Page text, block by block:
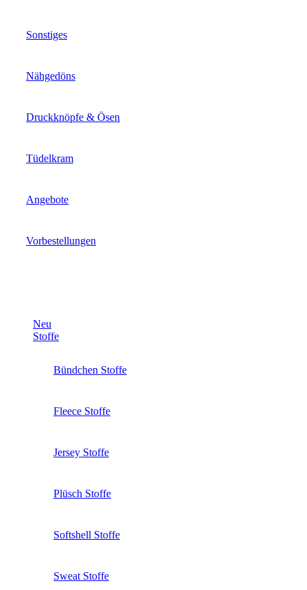
Sonstiges
Nähgedöns
Druckknöpfe & Ösen
Tüdelkram
Angebote
Vorbestellungen
Neu
Stoffe
Bündchen Stoffe
Fleece Stoffe
Jersey Stoffe
Plüsch Stoffe
Softshell Stoffe
Sweat Stoffe